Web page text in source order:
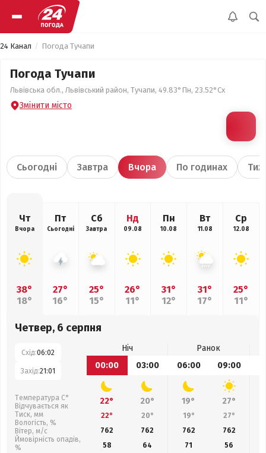
24 Канал Погода Тучапи
Погода Тучапи
Львівська обл., Львівський район, Тучапи, 49.83°Пн, 23.52°Сх
Змінити місто
Сьогодні Завтра Вчора По годинах
Чт
Вчора
38°
18°
Пт
Сьогодні
27°
16°
Сб
Завтра
25°
15°
Нд
09.08
26°
11°
Пн
10.08
31°
12°
Вт
11.08
31°
17°
Ср
12.08
25°
11°
Четвер, 6 серпня
Схід:06:02
Захід:21:01
Температура С°
Відчувається як
Тиск, мм
Вологість, %
Вітер, м/с
Ймовірність опадів,
%
Ніч
Ранок
00:00
03:00 06:00 09:00
22° 20° 19° 27°
22° 20° 19° 27°
762
762 762 762
58
64 71 56